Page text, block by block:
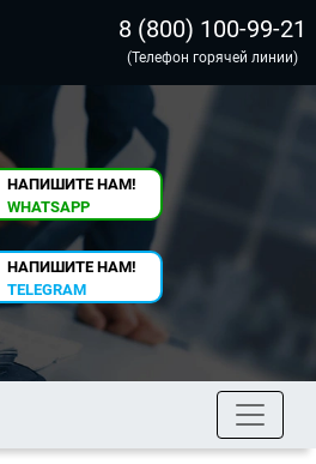
8 (800) 100-99-21
(Телефон горячей линии)
НАПИШИТЕ НАМ!
WHATSAPP
НАПИШИТЕ НАМ!
TELEGRAM